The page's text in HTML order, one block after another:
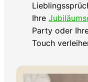
Ihre
Party oder
Touch